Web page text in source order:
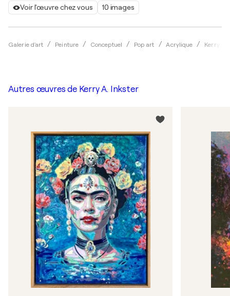
Voir l'œuvre chez vous 10 images
Galerie d'art Peinture Conceptuel Pop art Acrylique Kerry A.
Autres œuvres de Kerry A. Inkster